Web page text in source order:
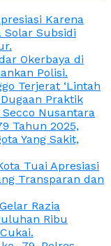
Karena
Solar Subsidi
Okerbaya di
Polisi.
Terjerat ‘Lintah
Praktik
Nusantara
Tahun 2025,
Yang Sakit,
Tuai Apresiasi
Transparan dan
Razia
Ribu